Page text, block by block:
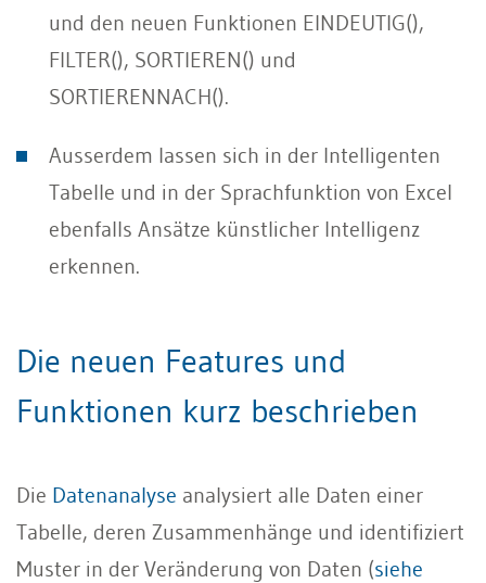
und den neuen Funktionen EINDEUTIG(),
FILTER(), SORTIEREN() und
SORTIERENNACH().
Ausserdem lassen sich in der Intelligenten
Tabelle und in der Sprachfunktion von Excel
ebenfalls Ansätze künstlicher Intelligenz
erkennen.
Die neuen Features und
Funktionen kurz beschrieben
Die Datenanalyse analysiert alle Daten einer
Tabelle, deren Zusammenhänge und identifiziert
Muster in der Veränderung von Daten (siehe